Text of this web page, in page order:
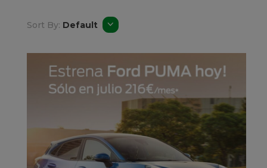
Sort By: Default